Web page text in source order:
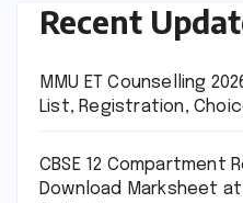
Recent
MMU ET Counselling
List, Registration,
CBSE 12 Compartment
Download Marksheet